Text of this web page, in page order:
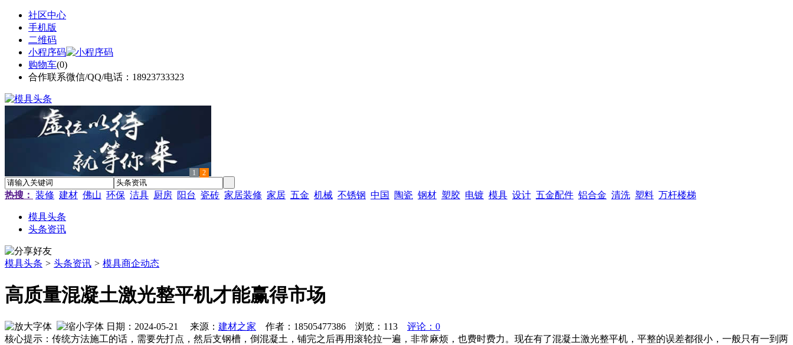
社区中心
手机版
二维码
小程序码
购物车(0)
合作联系微信/QQ/电话：18923733323
1 2
热搜： 装修 建材 佛山 环保 洁具 厨房 阳台 瓷砖 家居装修 家居 五金 机械 不锈钢 中国 陶瓷 钢材 塑胶 电镀 模具 设计 五金配件 铝合金 清洗 塑料 万杆楼梯
模具头条
头条资讯
模具头条 > 头条资讯 > 模具商企动态
高质量混凝土激光整平机才能赢得市场
日期：2024-05-21 来源： 建材之家 作者：18505477386 浏览： 113
评论：0
核心提示：传统方法施工的话，需要先打点，然后支钢槽，倒混凝土，铺完之后再用滚轮拉一遍，非常麻烦，也费时费力。现在有了混凝土激光整平机，平整的误差都很小，一般只有一到两